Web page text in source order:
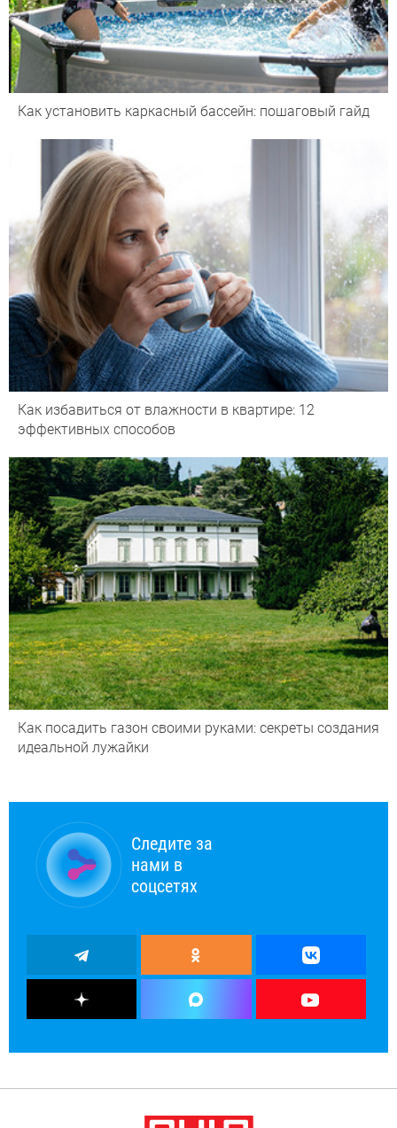
Как установить каркасный бассейн: пошаговый гайд
Как избавиться от влажности в квартире: 12
эффективных способов
Как посадить газон своими руками: секреты создания
идеальной лужайки
Следите за
нами в
соцсетях